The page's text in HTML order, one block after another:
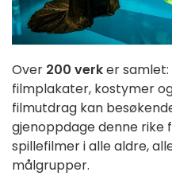
Over 200 verker
filmplakater, kostymer
filmutdrag kan
gjenoppdage denne
spillefilmer i alle aldre,
målgrupper.